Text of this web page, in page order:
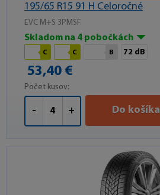
195/65 R15 91 H Celoročné
EVC M+S 3PMSF
Skladom na 4 pobočkách
C C B 72 dB
53,40 €
Počet kusov:
- + Do košíka